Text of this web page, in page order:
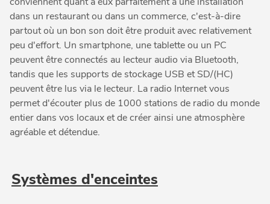
dans un restaurant ou dans un commerce, c'est-à-dire
partout où un bon son doit être produit avec relativement
peu d'effort. Un smartphone, une tablette ou un PC
peuvent être connectés au lecteur audio via Bluetooth,
tandis que les supports de stockage USB et SD/(HC)
peuvent être lus via le lecteur. La radio Internet vous
permet d'écouter plus de 1000 stations de radio du monde
entier dans vos locaux et de créer ainsi une atmosphère
agréable et détendue.
Systèmes d'enceintes